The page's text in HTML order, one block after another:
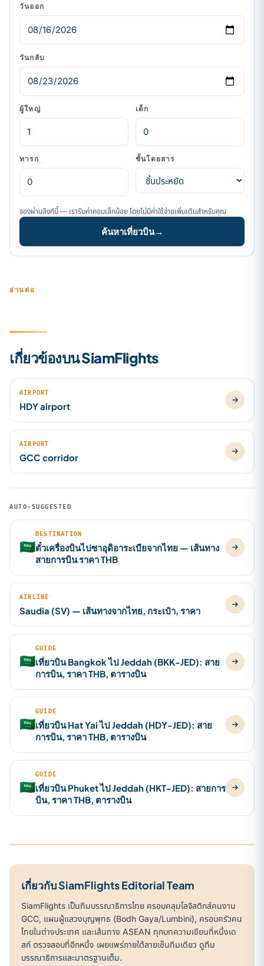
วันออก
วันกลับ
ผู้ใหญ่ เด็ก
ทารก ชั้นโดยสาร
จองผ่านลิงก์นี้ — เรารับค่าคอมเล็กน้อย โดยไม่มีค่าใช้จ่ายเพิ่มเติมสำหรับคุณ
ค้นหาเที่ยวบิน→
อ่านต่อ
เกี่ยวข้องบน SiamFlights
AIRPORT
HDY airport
AIRPORT
GCC corridor
AUTO-SUGGESTED
🇸🇦
DESTINATION
ตั๋วเครื่องบินไปซาอุดิอาระเบียจากไทย — เส้นทาง
สายการบิน ราคา THB
AIRLINE
Saudia (SV) — เส้นทางจากไทย, กระเป๋า, ราคา
🇸🇦
GUIDE
เที่ยวบิน Bangkok ไป Jeddah (BKK-JED): สาย
การบิน, ราคา THB, ตารางบิน
🇸🇦
GUIDE
เที่ยวบิน Hat Yai ไป Jeddah (HDY-JED): สาย
การบิน, ราคา THB, ตารางบิน
🇸🇦
GUIDE
เที่ยวบิน Phuket ไป Jeddah (HKT-JED): สายการ
บิน, ราคา THB, ตารางบิน
เกี่ยวกับ SiamFlights Editorial Team
SiamFlights เป็นทีมบรรณาธิการไทย ครอบคลุมโลจิสติกส์คนงาน
GCC, แผนผู้แสวงบุญพุทธ (Bodh Gaya/Lumbini), ครอบครัวคน
ไทยในต่างประเทศ และเส้นทาง ASEAN ทุกบทความเขียนที่หนึ่งเด
สก์ ตรวจสอบที่อีกหนึ่ง เผยแพร่ภายใต้ลายเซ็นทีมเดียว ดูทีม
บรรณาธิการและมาตรฐานเต็ม.